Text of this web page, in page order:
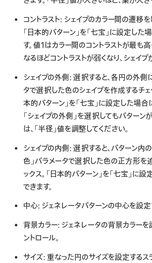
コントラスト: シェイプのカラー間の遷移を
「日本的パターン」を「七宝」に設定した
す。値1はカラー間のコントラストが最も
なるほどコントラストが弱くなり、シェイプ
シェイプの外側: 選択すると、各円の外側
タで選択した色のシェイプを作成するチェ
本的パターン」を「七宝」に設定した場合
「シェイプの外側」を選択してもパター
は、「半径」値を調整してください。
シェイプの内側: 選択すると、パターン内
色」パラメータで選択した色の正方形を
ックス。「日本的パターン」を「七宝」に
できます。
中心: ジェネレータパターンの中心を設定
背景カラー: ジェネレータの背景カラーを
ントロール。
サイズ: 重なった円のサイズを設定するス